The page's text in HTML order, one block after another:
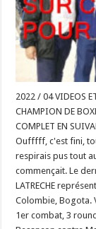
2022 / 04 VIDEOS
CHAMPION DE
COMPLET EN
Oufffff, c'est fini,
respirais pus tout
commençait. Le
LATRECHE
Colombie, Bogota.
1er combat, 3